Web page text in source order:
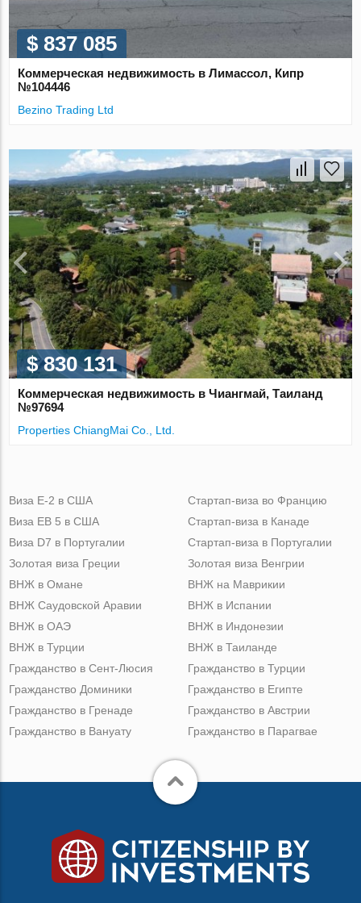
$ 837 085
Коммерческая недвижимость в Лимассол, Кипр
№104446
Bezino Trading Ltd
$ 830 131
Коммерческая недвижимость в Чиангмай, Таиланд
№97694
Properties ChiangMai Co., Ltd.
Виза Е-2 в США
Виза ЕВ 5 в США
Виза D7 в Португалии
Золотая виза Греции
Стартап-виза во Францию
Стартап-виза в Канаде
Стартап-виза в Португалии
Золотая виза Венгрии
ВНЖ в Омане
ВНЖ Саудовской Аравии
ВНЖ в ОАЭ
ВНЖ в Турции
ВНЖ на Маврикии
ВНЖ в Испании
ВНЖ в Индонезии
ВНЖ в Таиланде
Гражданство в Сент-Люсия
Гражданство Доминики
Гражданство в Гренаде
Гражданство в Вануату
Гражданство в Турции
Гражданство в Египте
Гражданство в Австрии
Гражданство в Парагвае